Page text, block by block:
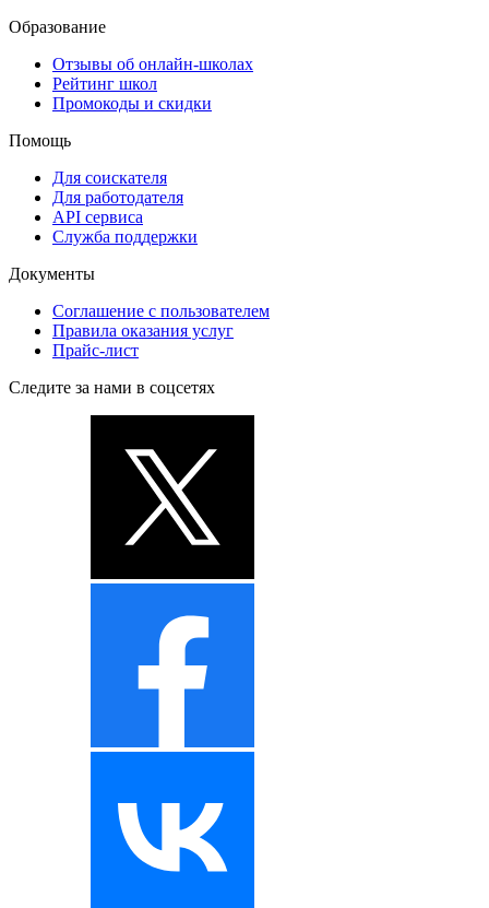
Образование
Отзывы об онлайн-школах
Рейтинг школ
Промокоды и скидки
Помощь
Для соискателя
Для работодателя
API сервиса
Служба поддержки
Документы
Соглашение с пользователем
Правила оказания услуг
Прайс-лист
Следите за нами в соцсетях